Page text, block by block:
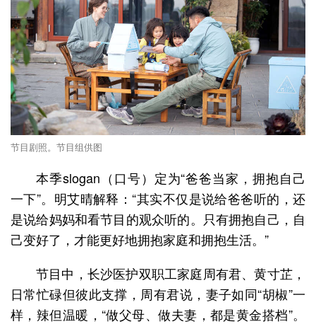
节目剧照。节目组供图
本季slogan（口号）定为“爸爸当家，拥抱自己
一下”。明艾晴解释：“其实不仅是说给爸爸听的，还
是说给妈妈和看节目的观众听的。只有拥抱自己，自
己变好了，才能更好地拥抱家庭和拥抱生活。”
节目中，长沙医护双职工家庭周有君、黄寸芷，
日常忙碌但彼此支撑，周有君说，妻子如同“胡椒”一
样，辣但温暖，“做父母、做夫妻，都是黄金搭档”。